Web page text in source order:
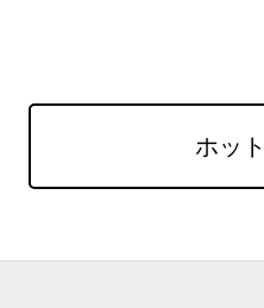
ホッ